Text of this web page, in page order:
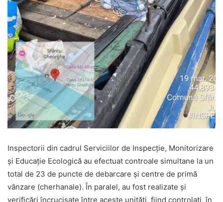
Inspectorii din cadrul Serviciilor de Inspecție, Monitorizare
și Educație Ecologică au efectuat controale simultane la un
total de 23 de puncte de debarcare și centre de primă
vânzare (cherhanale). În paralel, au fost realizate și
verificări încrucișate între aceste unități, fiind controlați, în